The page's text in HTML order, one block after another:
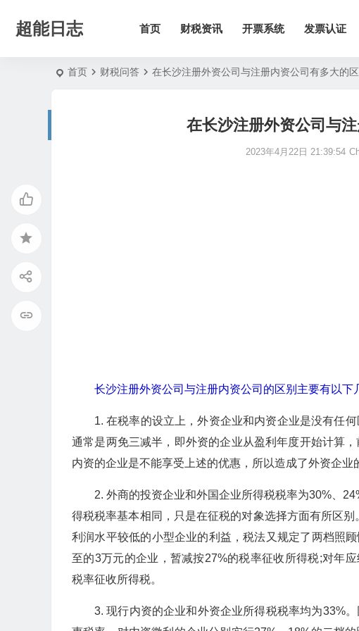
超能日志 首页 财税资讯 开票系统 发票认证
首页 财税问答 在长沙注册外资公司与注册内资公司有多大的区
在长沙注册外资公司与
2023年4月22日 21:39:54
长沙注册外资公司与注册内资公司的区别主要有以下
1. 在税率的设立上，外资企业和内资企业是没有任
通常是两免三减半，即外资的企业从盈利年度开始计算
内资的企业是不能享受上述的优惠，所以造成了外资企业
2. 外商的投资企业和外国企业所得税税率为30%、
得税税率基本相同，只是在征税的对象选择方面有所区
利润水平较低的小型企业的利益，税法又规定了两档照
至的3万元的企业，暂减按27%的税率征收所得税;对年
税率征收所得税。
3. 现行内资的企业和外资企业所得税税率均为33%